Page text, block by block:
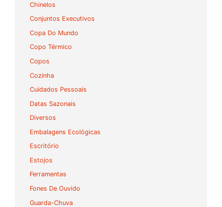
Chinelos
Conjuntos Executivos
Copa Do Mundo
Copo Térmico
Copos
Cozinha
Cuidados Pessoais
Datas Sazonais
Diversos
Embalagens Ecológicas
Escritório
Estojos
Ferramentas
Fones De Ouvido
Guarda-Chuva